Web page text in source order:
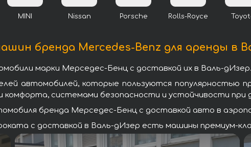
MINI Nissan Porsche Rolls-Royce
бренда Mercedes-Benz для аренды в
марки Мерседес-Бенц с доставкой их в Валь-дИзер.
автомобилей, которые пользуются популярностью
системами безопасности и устойчивости при
бренда Мерседес-Бенц с доставкой авто в
с доставкой в Валь-дИзер есть машины премиум-